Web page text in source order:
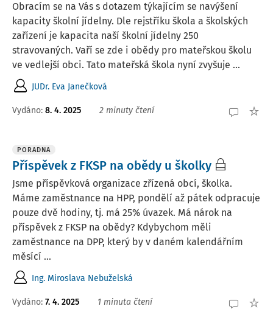
Obracím se na Vás s dotazem týkajícím se navýšení
kapacity školní jídelny. Dle rejstříku škola a školských
zařízení je kapacita naší školní jídelny 250
stravovaných. Vaří se zde i obědy pro mateřskou školu
ve vedlejší obci. Tato mateřská škola nyní zvyšuje ...
JUDr. Eva Janečková
Vydáno: 8. 4. 2025 2 minuty čtení
PORADNA
Příspěvek z FKSP na obědy u školky
Jsme příspěvková organizace zřízená obcí, školka.
Máme zaměstnance na HPP, pondělí až pátek odpracuje
pouze dvě hodiny, tj. má 25% úvazek. Má nárok na
příspěvek z FKSP na obědy? Kdybychom měli
zaměstnance na DPP, který by v daném kalendářním
měsící ...
Ing. Miroslava Nebuželská
Vydáno: 7. 4. 2025 1 minuta čtení